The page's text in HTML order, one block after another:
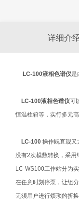
详细介
LC-100液相色谱仪是
LC-100液相色谱仪可
恒温柱箱等，实行多元
LC-100 操作既直观又
没有2次模数转换，采用
LC-WS100工作站分为
在任意时刻停泵，让组
无须用户进行烦琐的折